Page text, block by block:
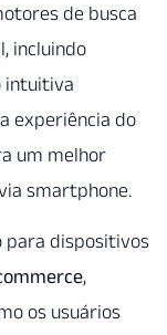
de busca
incluindo
intuitiva
experiência do
um melhor
smartphone.
para dispositivos
,
os usuários